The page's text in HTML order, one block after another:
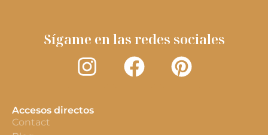
Sígame en las redes sociales
Accesos directos
Contact